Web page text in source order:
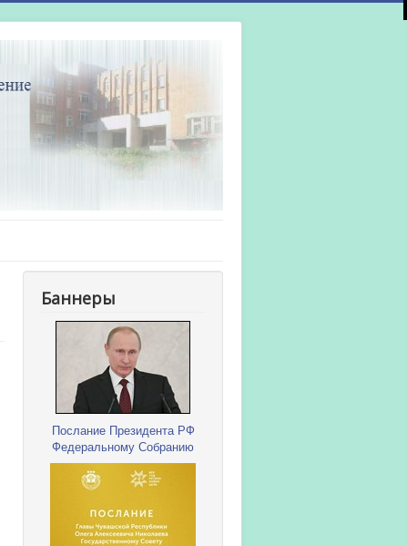
Баннеры
Послание Президента РФ
Федеральному Собранию